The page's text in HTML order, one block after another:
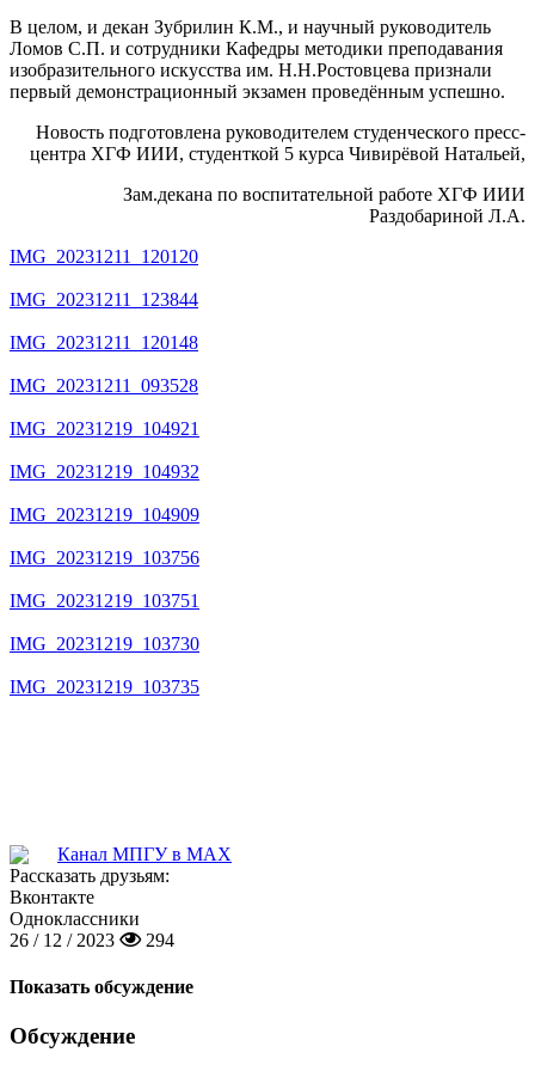
В целом, и декан Зубрилин К.М., и научный руководитель
Ломов С.П. и сотрудники Кафедры методики преподавания
изобразительного искусства им. Н.Н.Ростовцева признали
первый демонстрационный экзамен проведённым успешно.
Новость подготовлена руководителем студенческого пресс-
центра ХГФ ИИИ, студенткой 5 курса Чивирёвой Натальей,
Зам.декана по воспитательной работе ХГФ ИИИ
Раздобариной Л.А.
IMG_20231211_120120
IMG_20231211_123844
IMG_20231211_120148
IMG_20231211_093528
IMG_20231219_104921
IMG_20231219_104932
IMG_20231219_104909
IMG_20231219_103756
IMG_20231219_103751
IMG_20231219_103730
IMG_20231219_103735
Канал МПГУ в MAX
Рассказать друзьям:
Вконтакте
Одноклассники
26 / 12 / 2023
294
Показать обсуждение
Обсуждение